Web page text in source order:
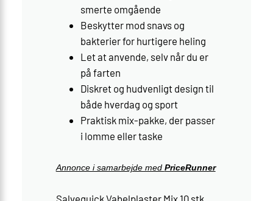
smerte omgående
Beskytter mod snavs og
bakterier for hurtigere heling
Let at anvende, selv når du er
på farten
Diskret og hudvenligt design til
både hverdag og sport
Praktisk mix-pakke, der passer
i lomme eller taske
Annonce i samarbejde med PriceRunner